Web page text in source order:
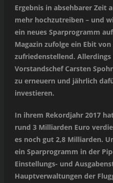
Ergebnis in absehbarer Zeit
mehr hochzutreiben – und
ein neues Sparprogramm
Magazin zufolge ein Ebit
zufriedenstellend.
Vorstandschef Carsten
zu erneuern und jährlich
investieren.
In ihrem Rekordjahr 2017
rund 3 Milliarden Euro
es noch gut 2,8 Milliarden.
ein Sparprogramm in der
Einstellungs- und
Hauptverwaltungen der